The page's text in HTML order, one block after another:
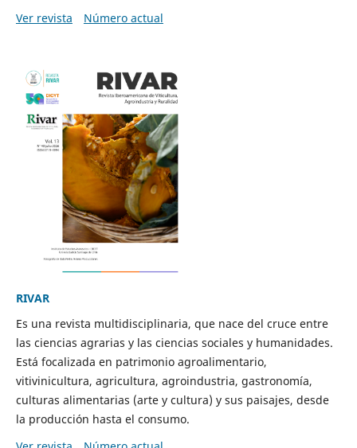
Ver revista
Número actual
RIVAR
Es una revista multidisciplinaria, que nace del cruce entre
las ciencias agrarias y las ciencias sociales y humanidades.
Está focalizada en patrimonio agroalimentario,
vitivinicultura, agricultura, agroindustria, gastronomía,
culturas alimentarias (arte y cultura) y sus paisajes, desde
la producción hasta el consumo.